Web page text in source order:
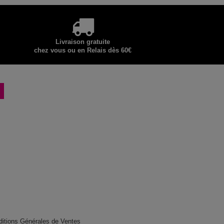
Livraison gratuite
chez vous ou en Relais dès 60€
Générales de Ventes